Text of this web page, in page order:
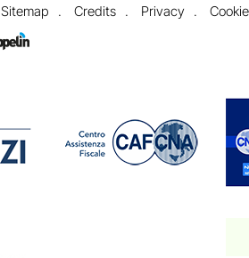
Sitemap Credits Privacy